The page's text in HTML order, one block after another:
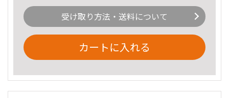
受け取り方法・送料について
カートに入れる